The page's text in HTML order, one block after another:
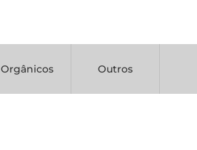
Orgânicos Outros